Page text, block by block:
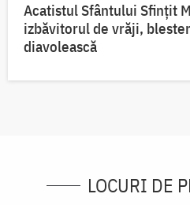
Acatistul Sfântului Sfințit
izbăvitorul de vrăji,
diavolească
LOCURI DE